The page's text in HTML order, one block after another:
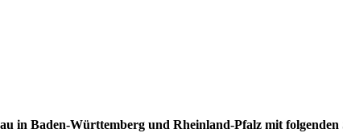
in Baden-Württemberg und Rheinland-Pfalz mit folgenden